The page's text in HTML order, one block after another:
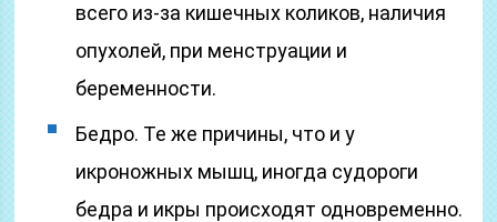
всего из-за кишечных коликов, наличия
опухолей, при менструации и
беременности.
Бедро. Те же причины, что и у
икроножных мышц, иногда судороги
бедра и икры происходят одновременно.